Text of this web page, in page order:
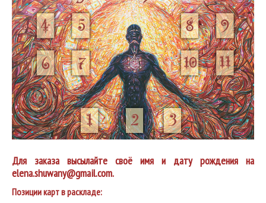
Для заказа высылайте своё имя и дату рождения на
elena.shuwany@gmail.com.
Позиции карт в раскладе: